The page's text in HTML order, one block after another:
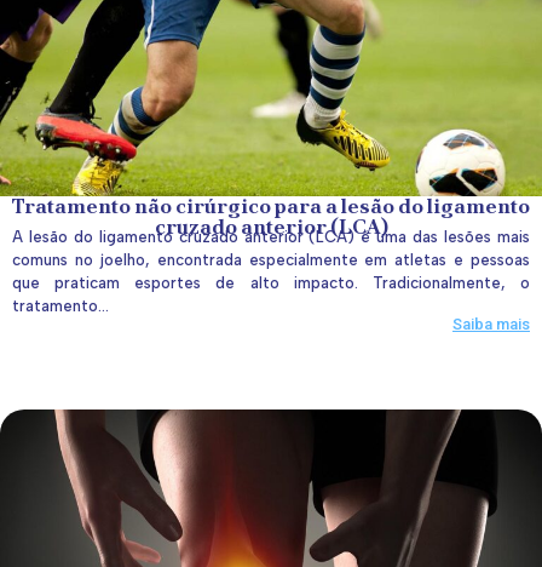
Tratamento não cirúrgico para a lesão do ligamento
cruzado anterior (LCA)
A lesão do ligamento cruzado anterior (LCA) é uma das lesões mais
comuns no joelho, encontrada especialmente em atletas e pessoas
que praticam esportes de alto impacto. Tradicionalmente, o
tratamento...
Saiba mais